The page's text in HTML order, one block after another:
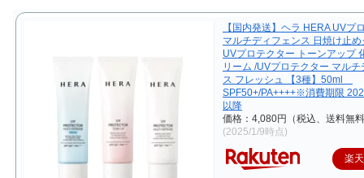
【国内発送】ヘラ HERA UVプ
マルチディフェンス 日焼け止め
UVプロテクター トーンアップ
リーム /UVプロテクター マルチ
ス フレッシュ 【3種】50ml
SPF50+/PA++++※消費期限
以降
価格：4,080円（税込、送料無
(2025/1/9時点)
楽